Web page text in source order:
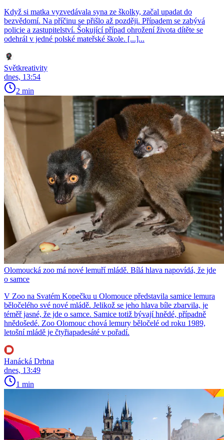
Když si matka vyzvedávala syna ze školky, začal upadat do
bezvědomí. Na příčinu se přišlo až později. Případem se zabývá
policie a zastupitelství. Šokující případ ohrožení života dítěte se
odehrál v jedné polské mateřské škole. [...]...
Světkreativity
dnes, 13:54
2 min
Olomoucká zoo má nové lemuří mládě. Bílá hlava napovídá, že jde
o samce
V Zoo na Svatém Kopečku u Olomouce představila samice lemura
běločelého své nové mládě. Jelikož se jeho hlava bíle zbarvila, je
téměř jasné, že jde o samce. Samice totiž bývají hnědé, případně
hnědošedé. Zoo Olomouc chová lemury běločelé od roku 1989,
letošní mládě je čtyřiapadesáté v pořadí.
Hanácká Drbna
dnes, 13:49
1 min